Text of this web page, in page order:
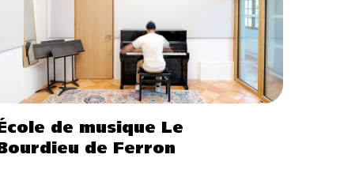
École de musique Le
Bourdieu de Ferron